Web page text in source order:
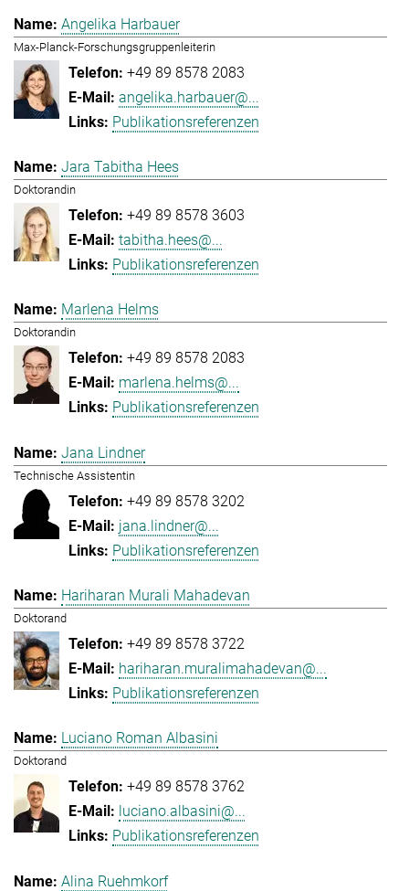
Angelika Harbauer
Max-Planck-Forschungsgruppenleiterin
+49 89 8578 2083
angelika.harbauer@...
Publikationsreferenzen
Jara Tabitha Hees
Doktorandin
+49 89 8578 3603
tabitha.hees@...
Publikationsreferenzen
Marlena Helms
Doktorandin
+49 89 8578 2083
marlena.helms@...
Publikationsreferenzen
Jana Lindner
Technische Assistentin
+49 89 8578 3202
jana.lindner@...
Publikationsreferenzen
Hariharan Murali Mahadevan
Doktorand
+49 89 8578 3722
hariharan.muralimahadevan@...
Publikationsreferenzen
Luciano Roman Albasini
Doktorand
+49 89 8578 3762
luciano.albasini@...
Publikationsreferenzen
Alina Ruehmkorf